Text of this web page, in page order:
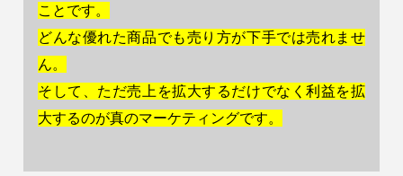
ことです。
どんな優れた商品でも売り方が下手では売れませ
ん。
そして、ただ売上を拡大するだけでなく利益を拡
大するのが真のマーケティングです。